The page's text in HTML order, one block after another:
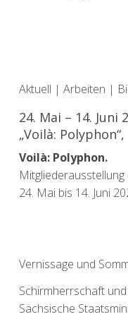
Aktuell | Arbeiten |
24. Mai – 14. Juni
„Voilà:
Voilà: Polyphon.
24. Mai bis 14. Juni
Vernissage und
Schirmherrschaft
Sächsische